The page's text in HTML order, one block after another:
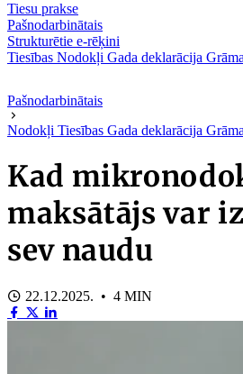
Tiesu prakse
Pašnodarbinātais
Strukturētie e-rēķini
Tiesības Nodokļi Gada deklarācija
Pašnodarbinātais
Nodokļi Tiesības Gada deklarācija
Kad
maksātājs var
sev naudu
22.12.2025. • 4 MIN